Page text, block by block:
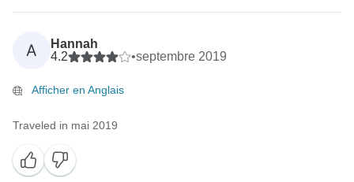
A
Hannah
4.2
•septembre 2019
Afficher en Anglais
Traveled in mai 2019